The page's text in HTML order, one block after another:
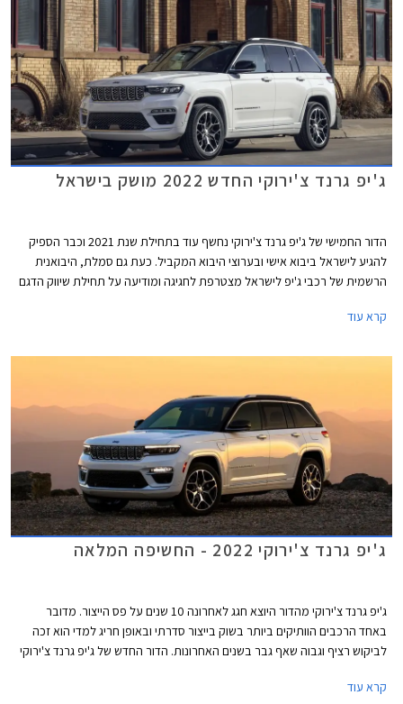
שניהם בצירוף מע"מ.
ג'יפ גרנד צ'ירוקי החדש 2022 מושק בישראל
הדור החמישי של ג'יפ גרנד צ'ירוקי נחשף עוד בתחילת שנת 2021 וכבר הספיק
להגיע לישראל ביבוא אישי ובערוצי היבוא המקביל. כעת גם סמלת, היבואנית
הרשמית של רכבי ג'יפ לישראל מצטרפת לחגיגה ומודיעה על תחילת שיווק הדגם
קרא עוד
ג'יפ גרנד צ'ירוקי 2022 - החשיפה המלאה
ג'יפ גרנד צ'ירוקי מהדור היוצא חגג לאחרונה 10 שנים על פס הייצור. מדובר
באחד הרכבים הוותיקים ביותר בשוק בייצור סדרתי ובאופן חריג למדי הוא זכה
לביקוש רציף וגבוה שאף גבר בשנים האחרונות. הדור החדש של ג'יפ גרנד צ'ירוקי
קרא עוד